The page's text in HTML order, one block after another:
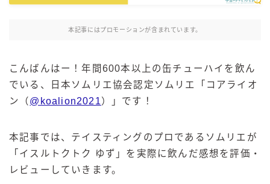
麒麟 発酵サワー
サントリー
ー196℃ ストロングゼロ
ー196℃ ザ・まるごと
CRAFT－196℃
こだわり酒場
本記事にはプロモーションが含まれています。
こんばんはー！年間600本以上の缶チューハイを飲ん
でいる、日本ソムリエ協会認定ソムリエ「コアライオ
ン（ @koalion2021）」です！
本記事では、テイスティングのプロであるソムリエが
「 イスルトクトク ゆず」を実際に飲んだ感想を評価・
レビューしていきます。